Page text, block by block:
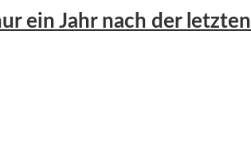
ein Jahr nach der letzten